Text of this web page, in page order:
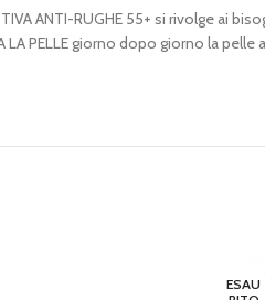
ANTI-RUGHE 55+ si rivolge ai
LA PELLE giorno dopo giorno la
ESAU